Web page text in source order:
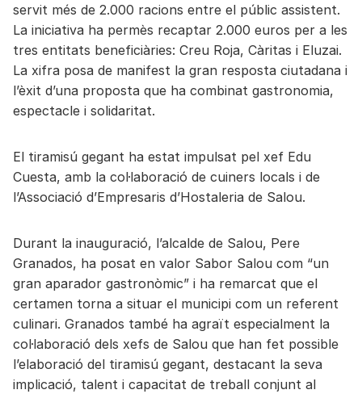
servit més de 2.000 racions entre el públic assistent.
La iniciativa ha permès recaptar 2.000 euros per a les
tres entitats beneficiàries: Creu Roja, Càritas i Eluzai.
La xifra posa de manifest la gran resposta ciutadana i
l’èxit d’una proposta que ha combinat gastronomia,
espectacle i solidaritat.
El tiramisú gegant ha estat impulsat pel xef Edu
Cuesta, amb la col·laboració de cuiners locals i de
l’Associació d’Empresaris d’Hostaleria de Salou.
Durant la inauguració, l’alcalde de Salou, Pere
Granados, ha posat en valor Sabor Salou com “un
gran aparador gastronòmic” i ha remarcat que el
certamen torna a situar el municipi com un referent
culinari. Granados també ha agraït especialment la
col·laboració dels xefs de Salou que han fet possible
l’elaboració del tiramisú gegant, destacant la seva
implicació, talent i capacitat de treball conjunt al